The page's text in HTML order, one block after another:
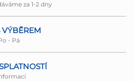
za 1-2 dny
- Pá